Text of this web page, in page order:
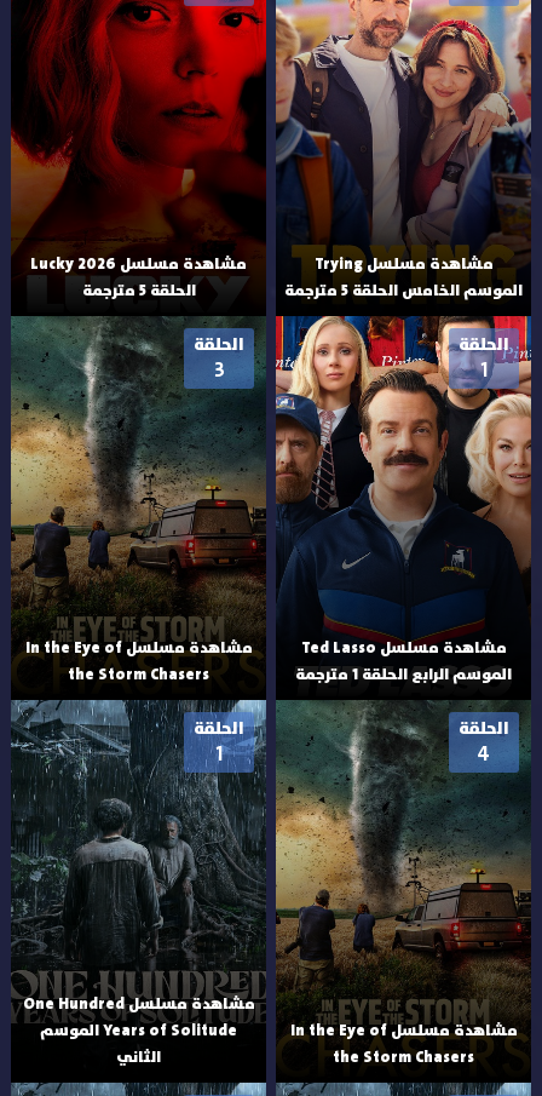
مشاهدة مسلسل Trying
الموسم الخامس الحلقة 5 مترجمة
مشاهدة مسلسل Lucky 2026
الحلقة 5 مترجمة
الحلقة
1
مشاهدة مسلسل Ted Lasso
الموسم الرابع الحلقة 1 مترجمة
الحلقة
3
مشاهدة مسلسل In the Eye of
the Storm Chasers
الحلقة
4
مشاهدة مسلسل In the Eye of
the Storm Chasers
الحلقة
1
مشاهدة مسلسل One Hundred
Years of Solitude الموسم
الثاني